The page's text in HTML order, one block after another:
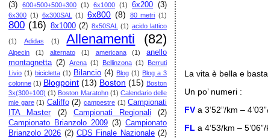
(3)
600+500+500+300 (1) 6x1000 (1) 6x200 (3)
6x300 (1) 6x300SAL (1) 6x800 (8) 80 metri (1)
800 (16) 8x1000 (2) 8x50SAL (1) acido lattico
(1) Adidas (1) Allenamenti (82)
Alpecin (1) alternato (1) americana (1)
anello
montagnetta (2) Arena (1) Bellinzona (1)
Berruti
Livio (1) bicicletta (1) Bilancio (4) Blog (1) Blog a 3
colonne (1) Blogpoint (13) Boston (15) Boston
3x(300+100) (1) Boston Maratohn (1) Calendario delle
mie gare (1) Califfo (2) campestre (1) Campionati
ITA Master
(2) Campionati Regionali
(2)
Campionato Brianzolo 2009 (3) Campionato
Brianzolo 2026 (2) CDS Finale Nazionale (2)
La vita è bella e
Un po’ numeri :
FV a 3’52”/km –
FL a 4’53/km –